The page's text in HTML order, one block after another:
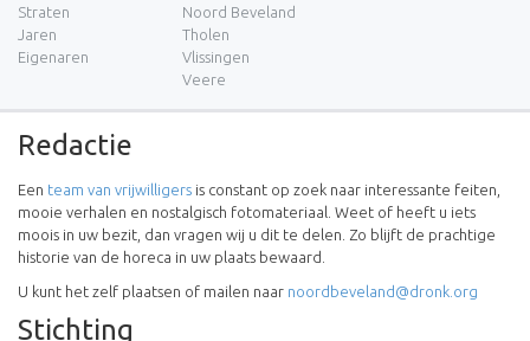
Straten
Jaren
Eigenaren
Noord Beveland
Tholen
Vlissingen
Veere
Redactie
Een team van vrijwilligers is constant op zoek naar interessante feiten,
mooie verhalen en nostalgisch fotomateriaal. Weet of heeft u iets
moois in uw bezit, dan vragen wij u dit te delen. Zo blijft de prachtige
historie van de horeca in uw plaats bewaard.
U kunt het zelf plaatsen of mailen naar noordbeveland@dronk.org
Stichting